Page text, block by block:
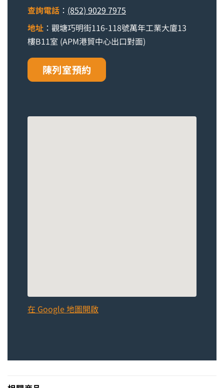
查詢電話 ： (852) 9029 7975
地址 ：觀塘巧明街116-118號萬年工業大廈13
樓B11室 (APM港貿中心出口對面)
陳列室預約
在 Google 地圖開啟